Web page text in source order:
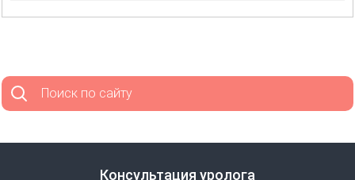
Поиск по сайту
Консультация уролога